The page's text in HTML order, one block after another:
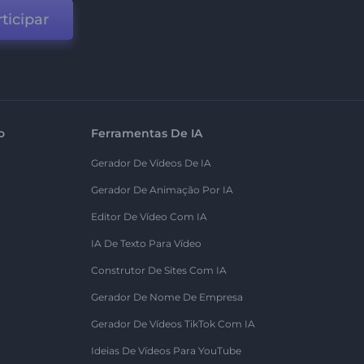
Ferramentas De IA
Gerador De Vídeos De IA
Gerador De Animação Por IA
Editor De Vídeo Com IA
IA De Texto Para Vídeo
Construtor De Sites Com IA
Gerador De Nome De Empresa
Gerador De Vídeos TikTok Com IA
Ideias De Vídeos Para YouTube